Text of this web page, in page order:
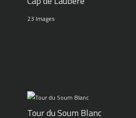
23 Images
Tour du Soum Blanc